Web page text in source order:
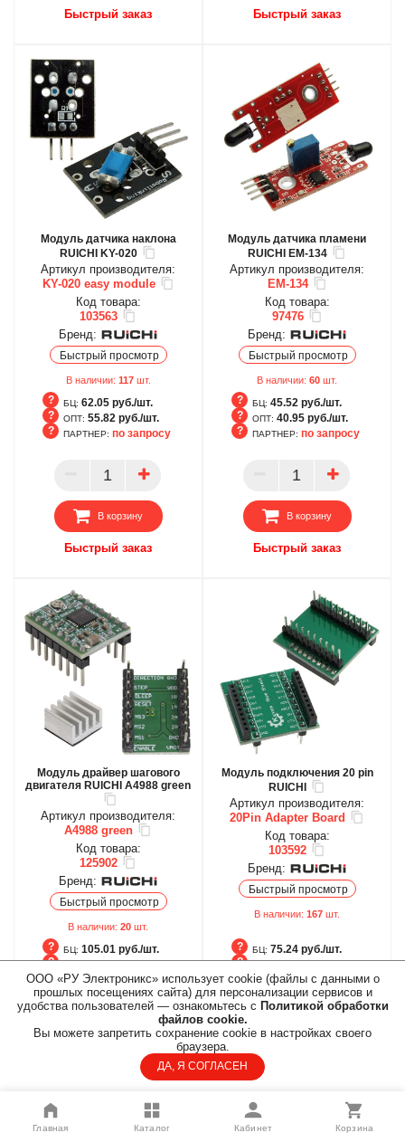
Быстрый заказ Быстрый заказ
Модуль датчика наклона
RUICHI KY-020
Артикул производителя:
KY-020 easy module
Код товара:
103563
Бренд:
Быстрый просмотр
В наличии: 117шт.
БЦ: 62.05 руб./шт.
ОПТ: 55.82 руб./шт.
ПАРТНЕР
ПАРТНЕР: по запросу
В корзину
Быстрый заказ
Модуль датчика пламени
RUICHI EM-134
Артикул производителя:
EM-134
Код товара:
97476
Бренд:
Быстрый просмотр
В наличии: 60 шт.
БЦ: 45.52 руб./шт.
ОПТ: 40.95 руб./шт.
ПАРТНЕР
ПАРТНЕР: по запросу
В корзину
Быстрый заказ
Модуль драйвер шагового
двигателя RUICHI A4988 green
Артикул производителя:
A4988 green
Код товара:
125902
Бренд:
Быстрый просмотр
В наличии: 20 шт.
БЦ
БЦ: 105.01 руб./шт.
ОПТ
94.47 руб./шт.
ПАРТНЕР:по запросу
В корзину
Модуль подключения 20 pin
RUICHI
Артикул производителя:
20Pin Adapter Board
Код товара:
103592
Бренд:
Быстрый просмотр
В наличии: 167 шт.
БЦ
БЦ: 75.24 руб./шт.
ОПТ
67.69 руб./шт.
ПАРТНЕР: по запросу
ООО «РУ Электроникс» использует cookie (файлы с данными о
прошлых посещениях сайта) для персонализации сервисов и
удобства пользователей — ознакомьтесь с Политикой обработки
файлов cookie.
Вы можете запретить сохранение cookie в настройках своего
браузера.
ДА, Я СОГЛАСЕН
Главная Каталог Кабинет Корзина